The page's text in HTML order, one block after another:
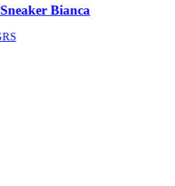
Bianca